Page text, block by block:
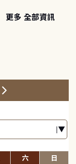
更多 全部資訊
六 日